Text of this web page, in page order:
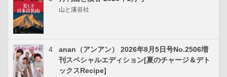
山と溪谷社
4
anan（アンアン） 2026年8月5日号No.2506増
刊スペシャルエディション[夏のチャージ＆デト
ックスRecipe]